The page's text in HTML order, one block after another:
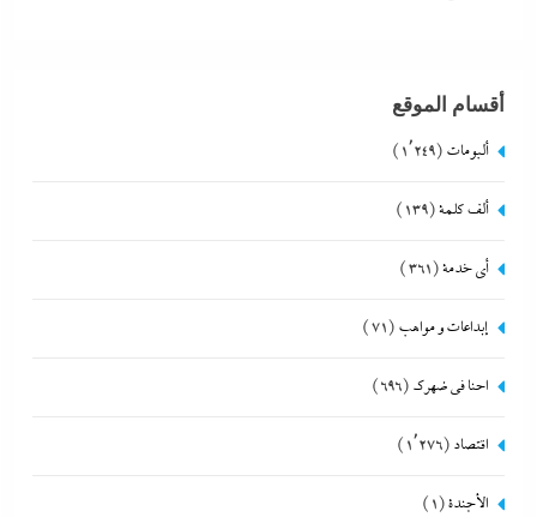
أقسام الموقع
ألبومات (1٬249)
ألف كلمة(139)
أي خدمة(361)
إبداعات و مواهب (71)
احنا في ضهرك (696)
اقتصاد (1٬276)
الأجندة(1)